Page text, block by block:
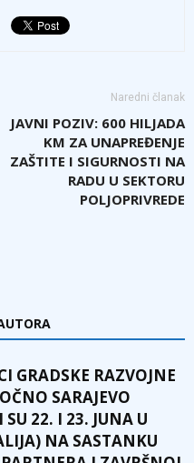
Naredni članak
JAVNI POZIV: 600 HILJADA
KM ZA UNAPREĐENJE
ZAŠTITE I SIGURNOSTI NA
RADU U SEKTORU
POLJOPRIVREDE
GRADSKE RAZVOJNE
SARAJEVO
SU 22. I 23. JUNA U
NA SASTANKU